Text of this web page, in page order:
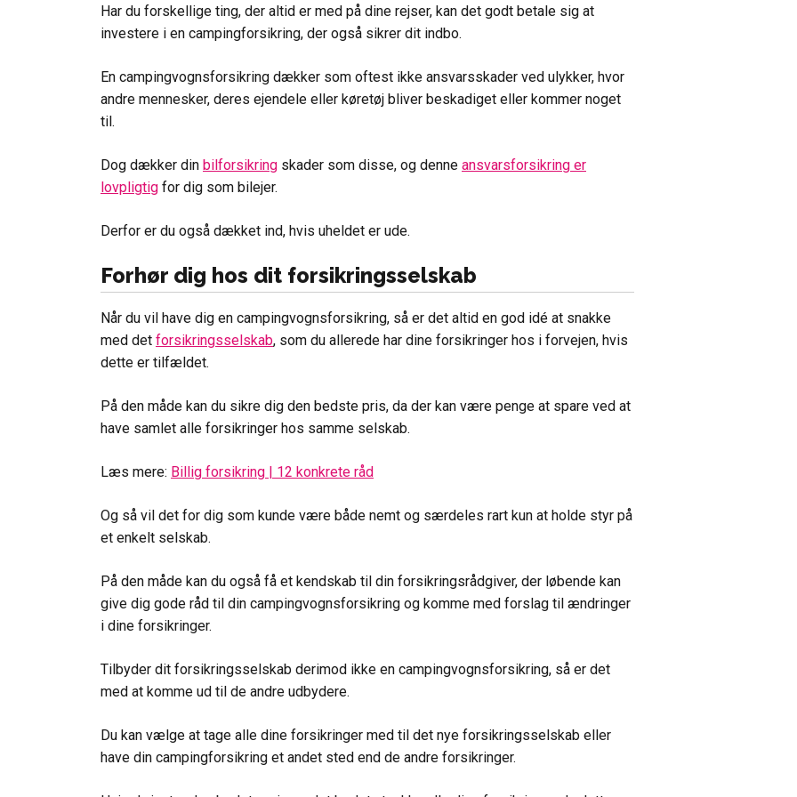
Har du forskellige ting, der altid er med på dine rejser, kan det godt betale sig at
investere i en campingforsikring, der også sikrer dit indbo.
En campingvognsforsikring dækker som oftest ikke ansvarsskader ved ulykker, hvor
andre mennesker, deres ejendele eller køretøj bliver beskadiget eller kommer noget
til.
Dog dækker din bilforsikring skader som disse, og denne ansvarsforsikring er
lovpligtig for dig som bilejer.
Derfor er du også dækket ind, hvis uheldet er ude.
Forhør dig hos dit forsikringsselskab
Når du vil have dig en campingvognsforsikring, så er det altid en god idé at snakke
med det forsikringsselskab, som du allerede har dine forsikringer hos i forvejen, hvis
dette er tilfældet.
På den måde kan du sikre dig den bedste pris, da der kan være penge at spare ved at
have samlet alle forsikringer hos samme selskab.
Læs mere: Billig forsikring | 12 konkrete råd
Og så vil det for dig som kunde være både nemt og særdeles rart kun at holde styr på
et enkelt selskab.
På den måde kan du også få et kendskab til din forsikringsrådgiver, der løbende kan
give dig gode råd til din campingvognsforsikring og komme med forslag til ændringer
i dine forsikringer.
Tilbyder dit forsikringsselskab derimod ikke en campingvognsforsikring, så er det
med at komme ud til de andre udbydere.
Du kan vælge at tage alle dine forsikringer med til det nye forsikringsselskab eller
have din campingforsikring et andet sted end de andre forsikringer.